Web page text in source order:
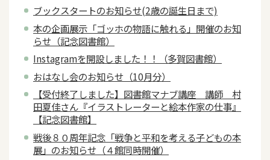
ブックスタートのお知らせ(2歳の誕生日まで)
本の企画展示「ゴッホの物語に触れる」開催のお知
らせ（記念図書館）
Instagramを開設しました！！（多賀図書館）
おはなし会のお知らせ（10月分）
【受付終了しました】図書館マナブ講座 講師 村
田夏佳さん『イラストレーターと絵本作家の仕事』
【記念図書館】
戦後８０周年記念「戦争と平和を考える子どもの本
展」のお知らせ（４館同時開催）